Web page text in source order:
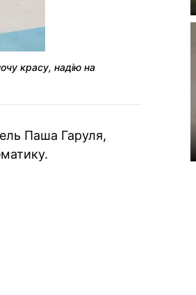
красу, надію на
Паша Гаруля,